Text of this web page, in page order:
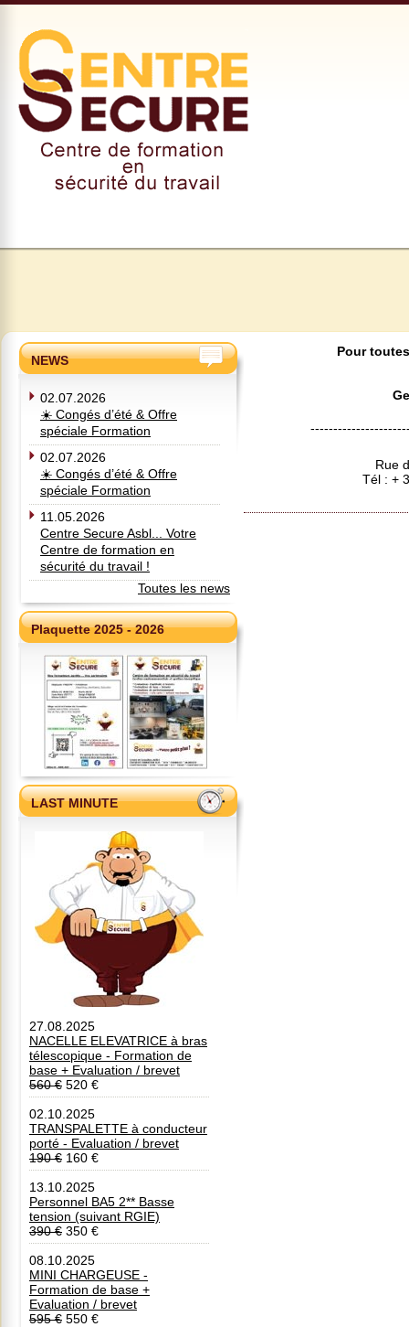
NEWS
02.07.2026
☀️ Congés d’été & Offre
spéciale Formation
02.07.2026
☀️ Congés d’été & Offre
spéciale Formation
11.05.2026
Centre Secure Asbl... Votre
Centre de formation en
sécurité du travail !
Toutes les news
Plaquette 2025 - 2026
LAST MINUTE
27.08.2025
NACELLE ELEVATRICE à bras
télescopique - Formation de
base + Evaluation / brevet
560 € 520 €
02.10.2025
TRANSPALETTE à conducteur
porté - Evaluation / brevet
190 € 160 €
13.10.2025
Personnel BA5 2** Basse
tension (suivant RGIE)
390 € 350 €
08.10.2025
MINI CHARGEUSE -
Formation de base +
Evaluation / brevet
595 € 550 €
Pour
Rue
Tél : +